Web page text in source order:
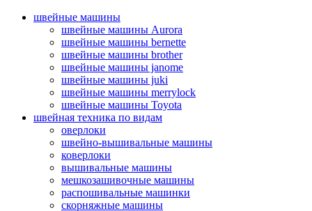
швейные машины
швейные машины Aurora
швейные машины bernette
швейные машины brother
швейные машины janome
швейные машины juki
швейные машины merrylock
швейные машины Toyota
швейная техника по видам
оверлоки
швейно-вышивальные машины
коверлоки
вышивальные машины
мешкозашивочные машины
распошивальные машинки
скорняжные машины